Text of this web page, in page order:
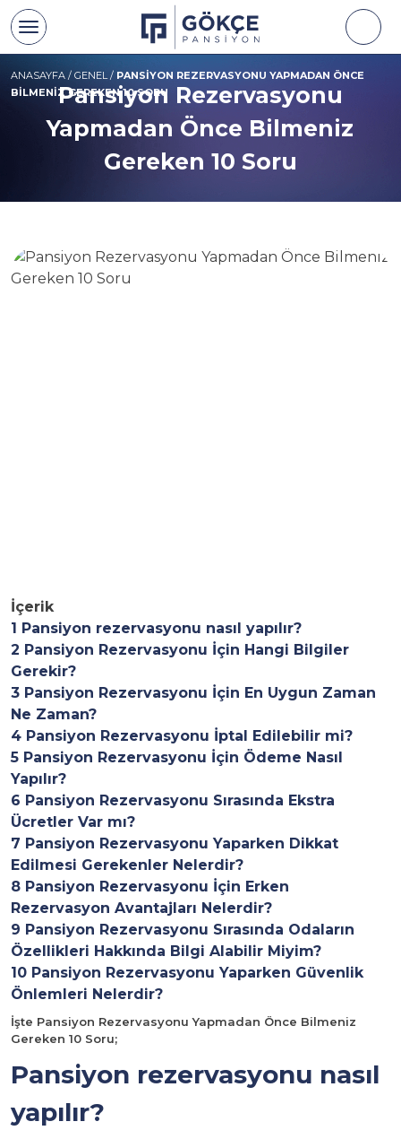
ANASAYFA / GENEL/ PANSIYON REZERVASYONU YAPMADAN ÖNCE
BILMENIZ GEREKEN 10 SORU
Pansiyon Rezervasyonu
Yapmadan Önce Bilmeniz
Gereken 10 Soru
İçerik
1 Pansiyon rezervasyonu nasıl yapılır?
2 Pansiyon Rezervasyonu İçin Hangi Bilgiler
Gerekir?
3 Pansiyon Rezervasyonu İçin En Uygun Zaman
Ne Zaman?
4 Pansiyon Rezervasyonu İptal Edilebilir mi?
5 Pansiyon Rezervasyonu İçin Ödeme Nasıl
Yapılır?
6 Pansiyon Rezervasyonu Sırasında Ekstra
Ücretler Var mı?
7 Pansiyon Rezervasyonu Yaparken Dikkat
Edilmesi Gerekenler Nelerdir?
8 Pansiyon Rezervasyonu İçin Erken
Rezervasyon Avantajları Nelerdir?
9 Pansiyon Rezervasyonu Sırasında Odaların
Özellikleri Hakkında Bilgi Alabilir Miyim?
10 Pansiyon Rezervasyonu Yaparken Güvenlik
Önlemleri Nelerdir?
İşte Pansiyon Rezervasyonu Yapmadan Önce Bilmeniz
Gereken 10 Soru;
Pansiyon rezervasyonu nasıl
yapılır?